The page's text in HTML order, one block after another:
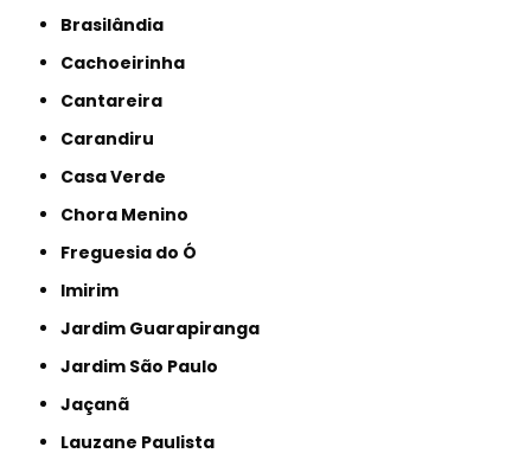
Brasilândia
Cachoeirinha
Cantareira
Carandiru
Casa Verde
Chora Menino
Freguesia do Ó
Imirim
Jardim Guarapiranga
Jardim São Paulo
Jaçanã
Lauzane Paulista